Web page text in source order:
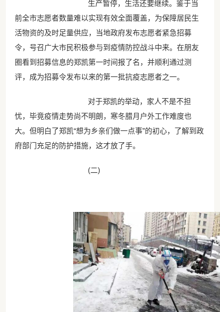
生产暂停，生活还要继续。鉴于当
前全市志愿者数量难以实现有效全面覆盖，为保障居民生
活物资的及时足量供应，当地政府发布志愿者紧急招募
令，号召广大市民积极参与到疫情防控战斗中来。在朋友
圈看到招募信息的郑凯第一时间报了名，并顺利通过测
评，成为招募令发布以来的第一批抗疫志愿者之一。
对于郑凯的举动，家人不是不担
忧，毕竟疫情走势尚不明朗，寒冬腊月户外工作难度也
大。但明白了郑凯“想为乡亲们做一点事”的初心，了解到政
府部门充足的防护措施，这才放了手。
(二)